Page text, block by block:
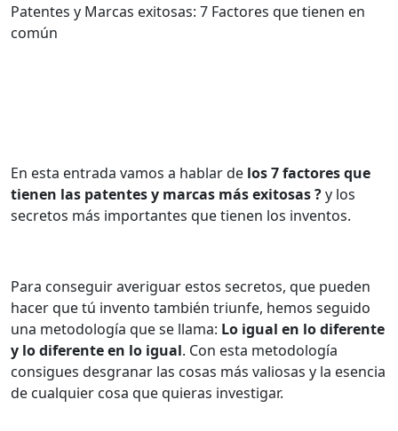
Patentes y Marcas exitosas: 7 Factores que tienen en
común
En esta entrada vamos a hablar de los 7 factores que
tienen las patentes y marcas más exitosas ?y los
secretos más importantes que tienen los inventos.
Para conseguir averiguar estos secretos, que pueden
hacer que tú invento también triunfe, hemos seguido
una metodología que se llama: Lo igual en lo diferente
y lo diferente en lo igual. Con esta metodología
consigues desgranar las cosas más valiosas y la esencia
de cualquier cosa que quieras investigar.